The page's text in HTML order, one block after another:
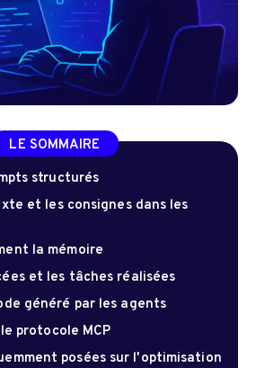
LE SOMMAIRE
structurés
et les consignes dans les
la mémoire
et les tâches réalisées
généré par les agents
protocole MCP
posées sur l'optimisation